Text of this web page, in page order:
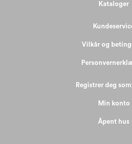
Kataloger
Vilkår og
Registrer deg
Min konto
Åpent hus